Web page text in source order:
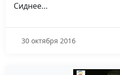
Сиднее…
30 октября 2016